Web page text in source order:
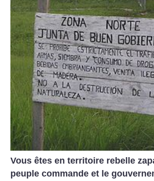
Vous êtes en territoire rebelle
peuple commande et le